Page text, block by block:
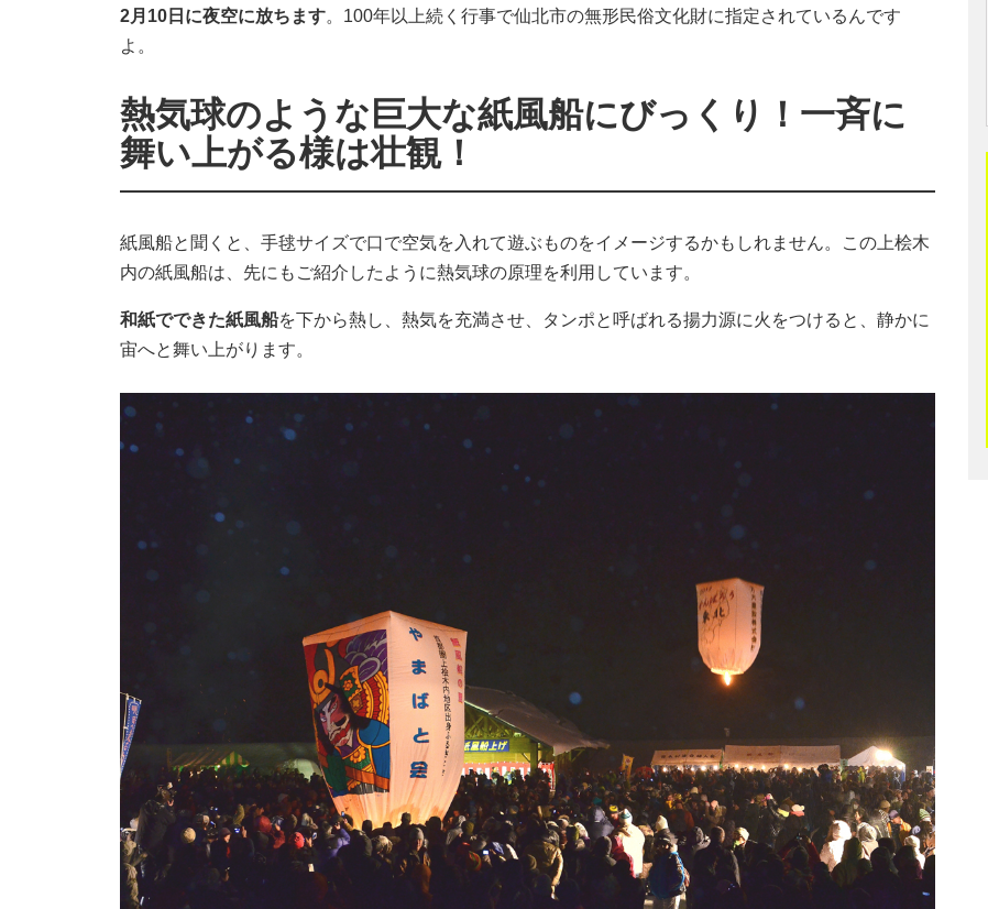
2月10日に夜空に放ちます。100年以上続く行事で仙北市の無形民俗文化財に指定されているんです
よ。
熱気球のような巨大な紙風船にびっくり！一斉に
舞い上がる様は壮観！
紙風船と聞くと、手毬サイズで口で空気を入れて遊ぶものをイメージするかもしれません。この上桧木
内の紙風船は、先にもご紹介したように熱気球の原理を利用しています。
和紙でできた紙風船を下から熱し、熱気を充満させ、タンポと呼ばれる揚力源に火をつけると、静かに
宙へと舞い上がります。